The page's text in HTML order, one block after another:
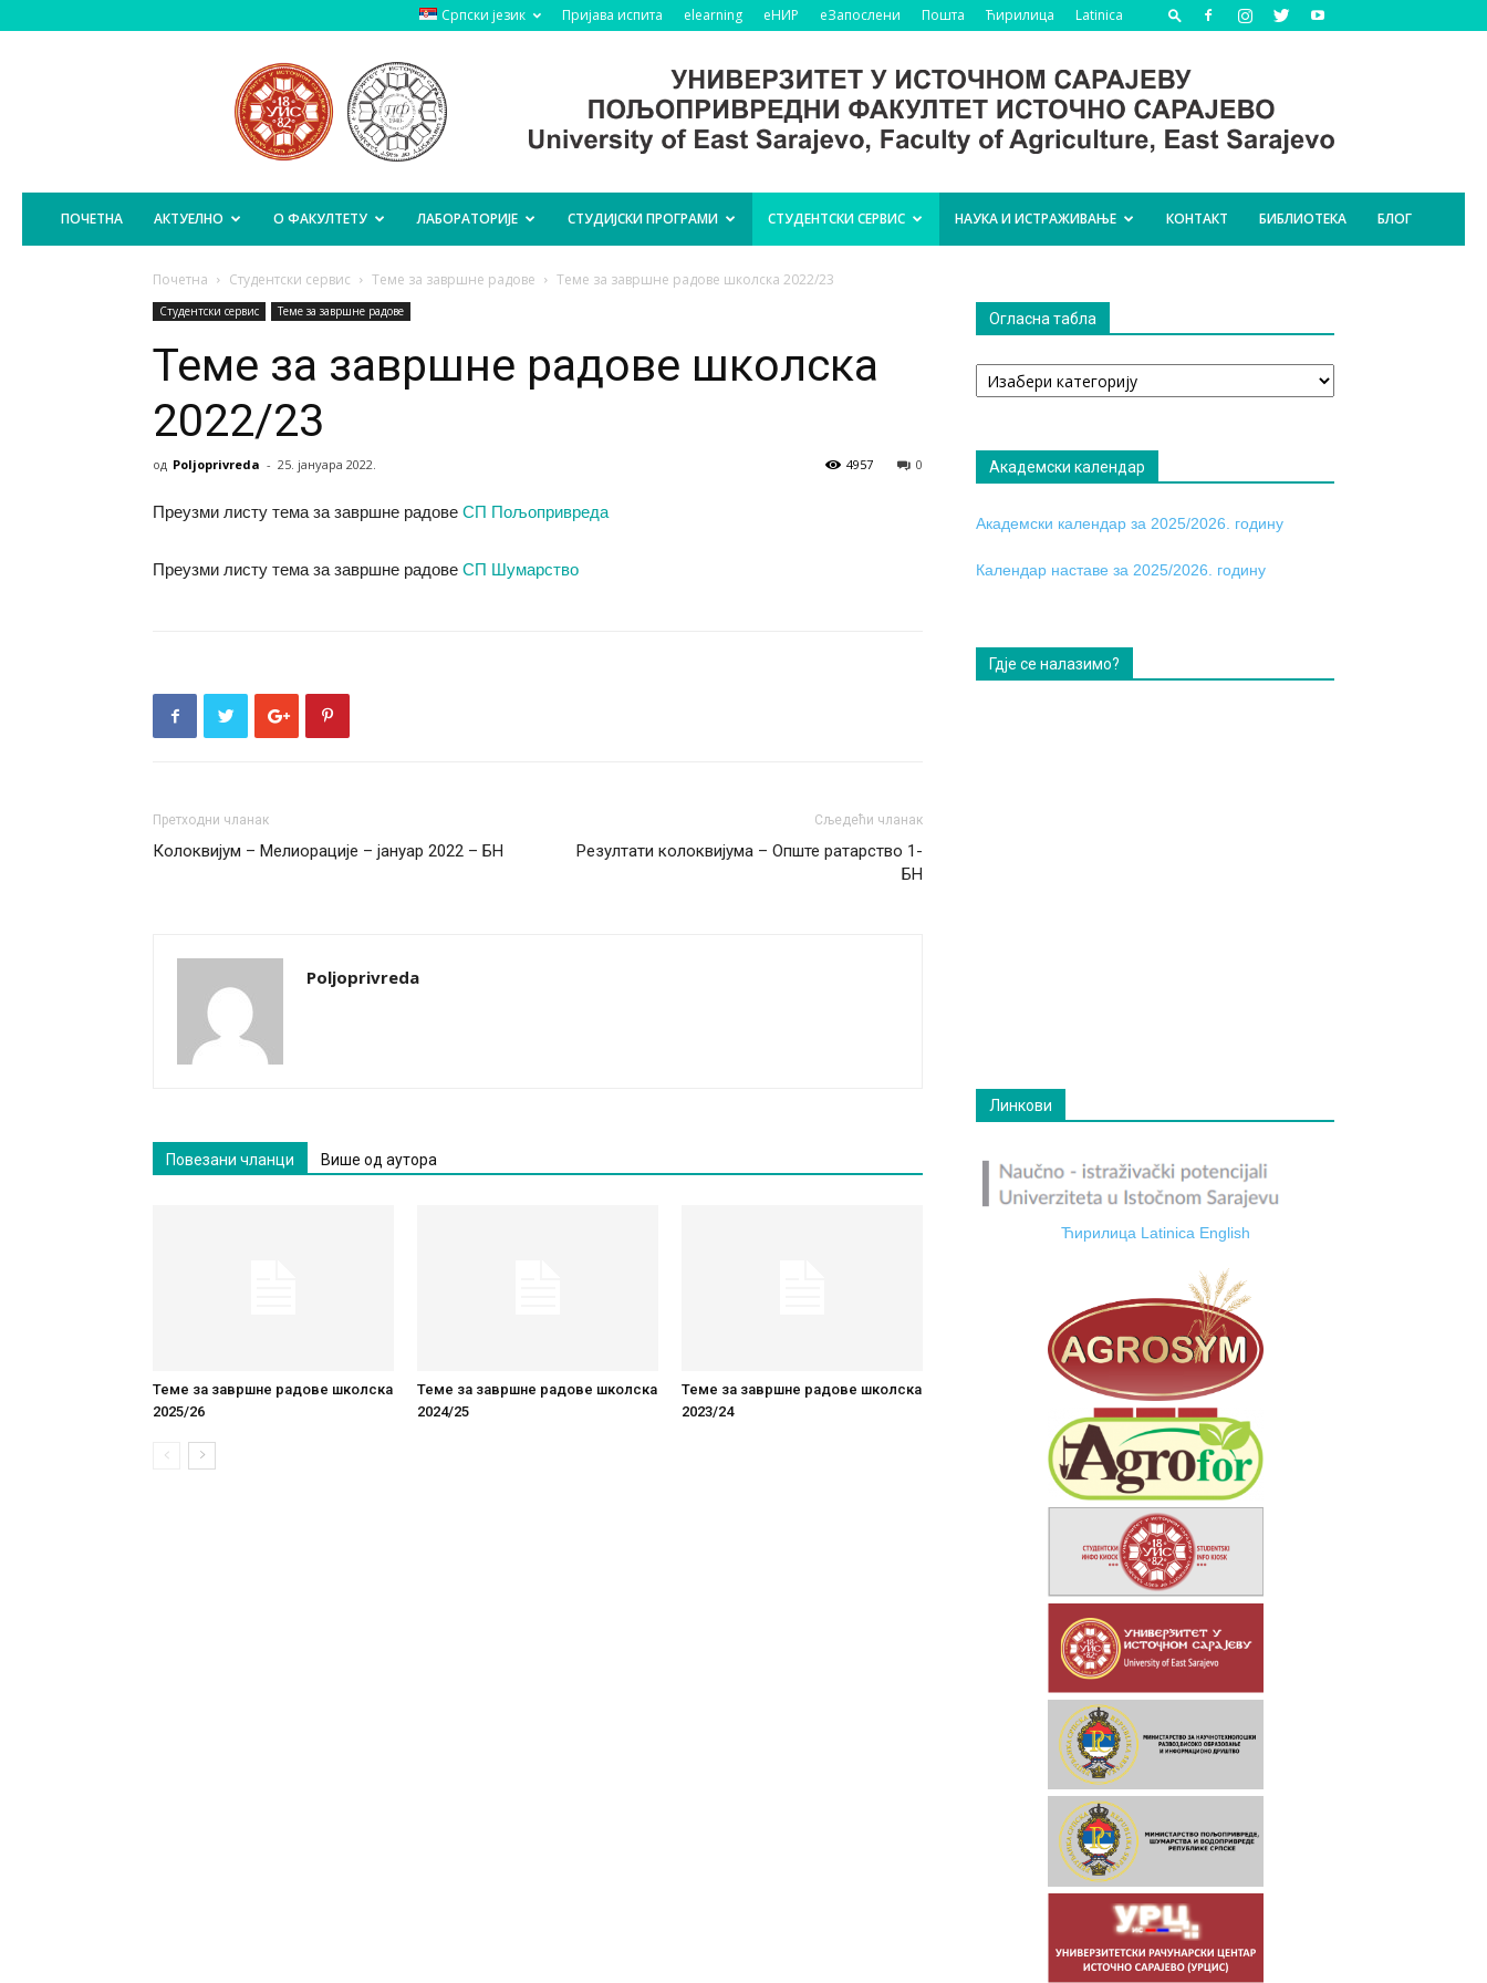
Српски језик Пријава испита elearning еНИР еЗапослени Пошта Ћирилица Latinica
Пољопривредни
Факултет
Источно
Сарајево
ПОЧЕТНА АКТУЕЛНО О ФАКУЛТЕТУ ЛАБОРАТОРИЈЕ СТУДИЈСКИ ПРОГРАМИ СТУДЕНТСКИ СЕРВИС НАУКА И ИСТРАЖИВАЊЕ КОНТАКТ БИБЛИОТЕКА БЛОГ
Почетна Студентски сервис Теме за завршне радове Теме за завршне радове школска 2022/23
Студентски сервис Теме за завршне радове
Теме за завршне радове школска
2022/23
од Poljoprivreda - 25. јануара 2022. 0
4957
Преузми листу тема за завршне радове СП Пољопривреда
Преузми листу тема за завршне радове СП Шумарство
Претходни чланак
Колоквијум – Мелиорације – јануар 2022 – БН
Сљедећи чланак
Резултати колоквијума – Опште ратарство 1-
БН
Poljoprivreda
Повезани чланци Више од аутора
Теме за завршне радове школска
2025/26
Теме за завршне радове школска
2024/25
Теме за завршне радове школска
2023/24
Огласна табла
Огласна
табла
Академски календар
Академски календар за 2025/2026. годину
Календар наставе за 2025/2026. годину
Гдје се налазимо?
Линкови
Ћирилица Latinica English